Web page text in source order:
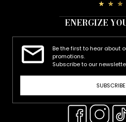
ENERGIZE
Be the first to hear about
promotions.
Subscribe to our
SUBSCRIBE